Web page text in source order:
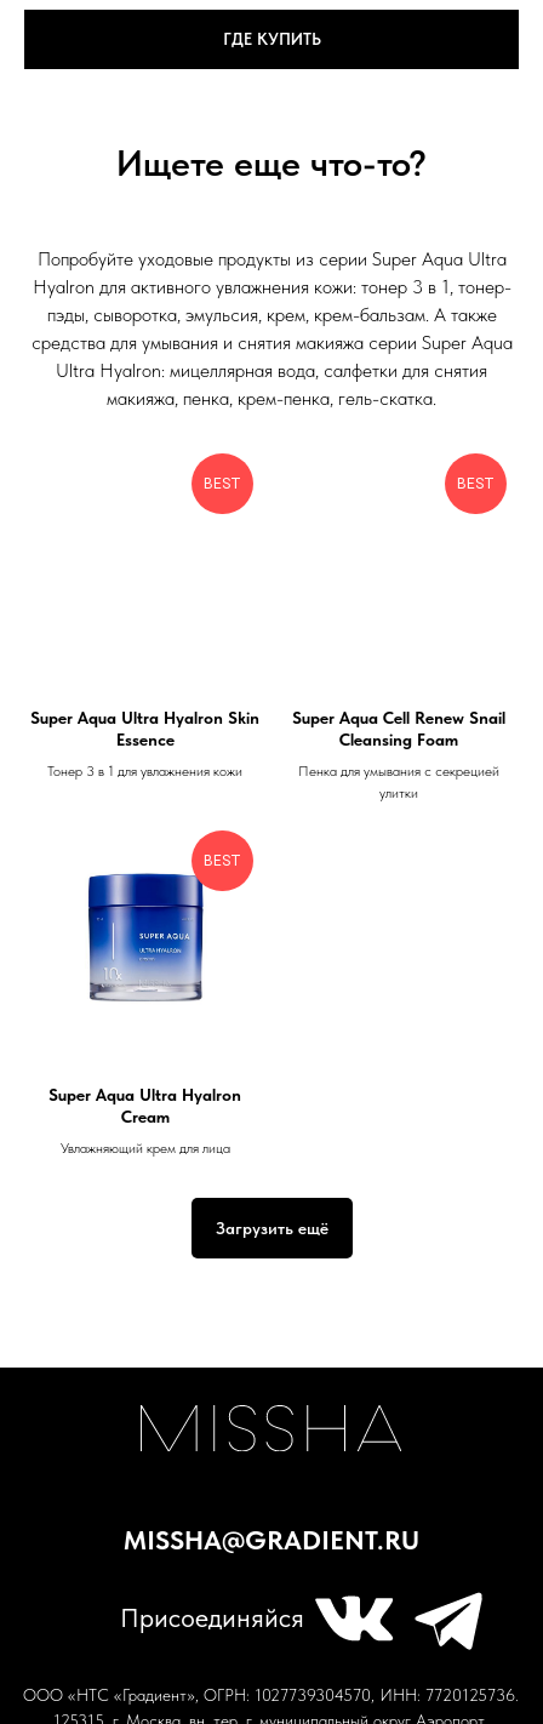
ГДЕ КУПИТЬ
Ищете еще что-то?
Попробуйте уходовые продукты из серии Super Aqua Ultra
Hyalron для активного увлажнения кожи: тонер 3 в 1, тонер-
пэды, сыворотка, эмульсия, крем, крем-бальзам. А также
средства для умывания и снятия макияжа серии Super Aqua
Ultra Hyalron: мицеллярная вода, салфетки для снятия
макияжа, пенка, крем-пенка, гель-скатка.
BEST
Super Aqua Ultra Hyalron Skin
Essence
Тонер 3 в 1 для увлажнения кожи
BEST
Super Aqua Cell Renew Snail
Cleansing Foam
Пенка для умывания с секрецией
улитки
BEST
Super Aqua Ultra Hyalron
Cream
Увлажняющий крем для лица
Загрузить ещё